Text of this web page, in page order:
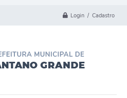
Login / Cadastro